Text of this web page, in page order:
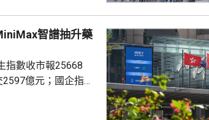
，近期內地接連執行
動，業主買家均轉
智譜抽升藥
指數收市報25668
億元；國企指數